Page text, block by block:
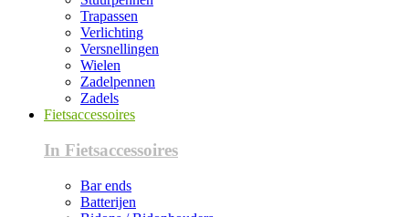
Trapassen
Verlichting
Versnellingen
Wielen
Zadelpennen
Zadels
Fietsaccessoires
In Fietsaccessoires
Bar ends
Batterijen